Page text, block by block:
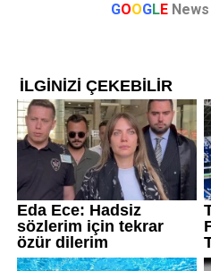
GOOGLE